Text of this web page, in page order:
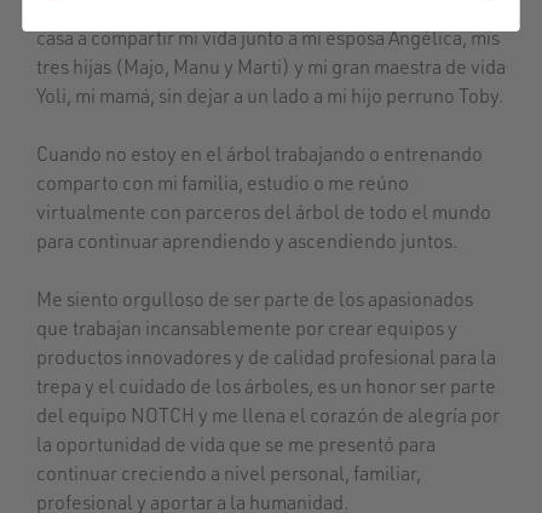
casa a compartir mi vida junto a mi esposa Angélica, mis
tres hijas (Majo, Manu y Marti) y mi gran maestra de vida
Yoli, mi mamá, sin dejar a un lado a mi hijo perruno Toby.
Cuando no estoy en el árbol trabajando o entrenando
comparto con mi familia, estudio o me reúno
virtualmente con parceros del árbol de todo el mundo
para continuar aprendiendo y ascendiendo juntos.
Me siento orgulloso de ser parte de los apasionados
que trabajan incansablemente por crear equipos y
productos innovadores y de calidad profesional para la
trepa y el cuidado de los árboles, es un honor ser parte
del equipo NOTCH y me llena el corazón de alegría por
la oportunidad de vida que se me presentó para
continuar creciendo a nivel personal, familiar,
profesional y aportar a la humanidad.